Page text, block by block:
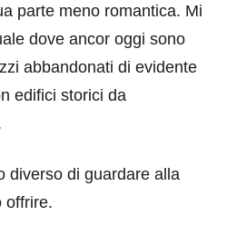
parte meno romantica. Mi
dove ancor oggi sono
abbandonati di evidente
edifici storici da
diverso di guardare alla
offrire.